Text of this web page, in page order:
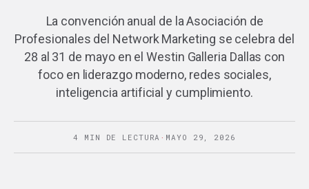
La convención anual de la Asociación de
Profesionales del Network Marketing se celebra del
28 al 31 de mayo en el Westin Galleria Dallas con
foco en liderazgo moderno, redes sociales,
inteligencia artificial y cumplimiento.
4 MIN DE LECTURA · MAYO 29, 2026